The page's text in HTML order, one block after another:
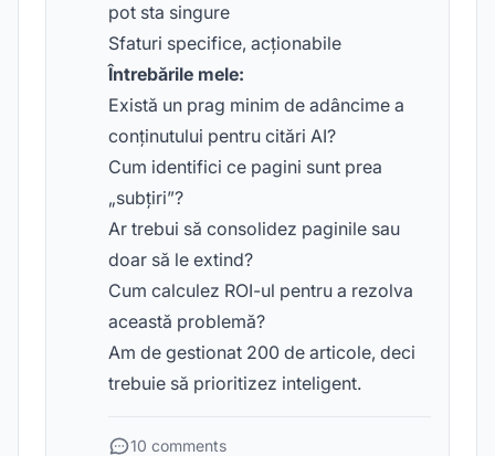
pot sta singure
Sfaturi specifice, acționabile
Întrebările mele:
Există un prag minim de adâncime a
conținutului pentru citări AI?
Cum identifici ce pagini sunt prea
„subțiri”?
Ar trebui să consolidez paginile sau
doar să le extind?
Cum calculez ROI-ul pentru a rezolva
această problemă?
Am de gestionat 200 de articole, deci
trebuie să prioritizez inteligent.
10 comments